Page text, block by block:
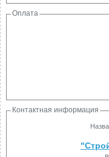
Оплата
Контактная информация